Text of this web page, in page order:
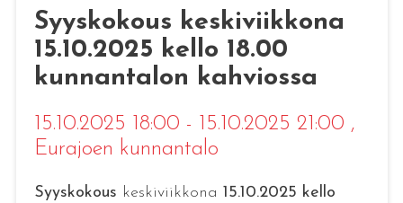
Syyskokous keskiviikkona
15.10.2025 kello 18.00
kunnantalon kahviossa
15.10.2025 18:00 - 15.10.2025 21:00 ,
Eurajoen kunnantalo
Syyskokous keskiviikkona 15.10.2025 kello